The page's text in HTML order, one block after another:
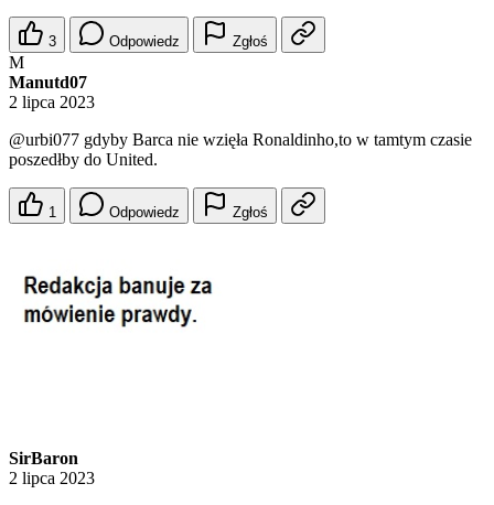
3 Odpowiedz Zgłoś
M
Manutd07
2 lipca 2023
@urbi077 gdyby Barca nie wzięła Ronaldinho,to w tamtym czasie
poszedłby do United.
1 Odpowiedz Zgłoś
SirBaron
2 lipca 2023